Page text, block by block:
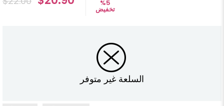
%5
تخفيض
السلعة غير متوفر